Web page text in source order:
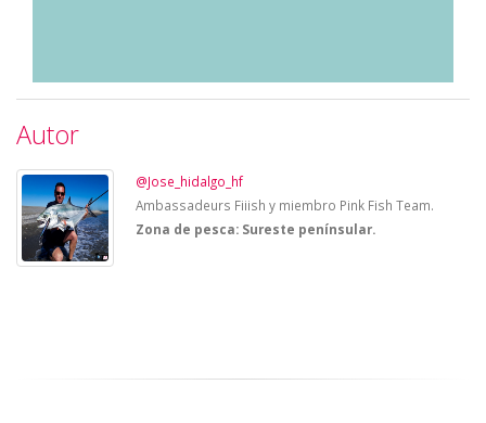
Autor
@Jose_hidalgo_hf
Ambassadeurs Fiiish y miembro Pink Fish Team.
Zona de pesca: Sureste penínsular.